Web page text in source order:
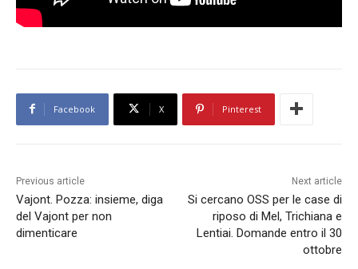
Facebook X Pinterest
Previous article
Vajont. Pozza: insieme, diga
del Vajont per non
dimenticare
Next article
Si cercano OSS per le case di
riposo di Mel, Trichiana e
Lentiai. Domande entro il 30
ottobre